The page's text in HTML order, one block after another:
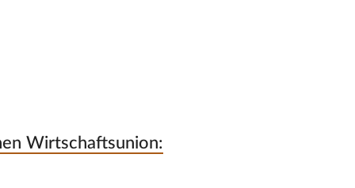
Wirtschaftsunion: